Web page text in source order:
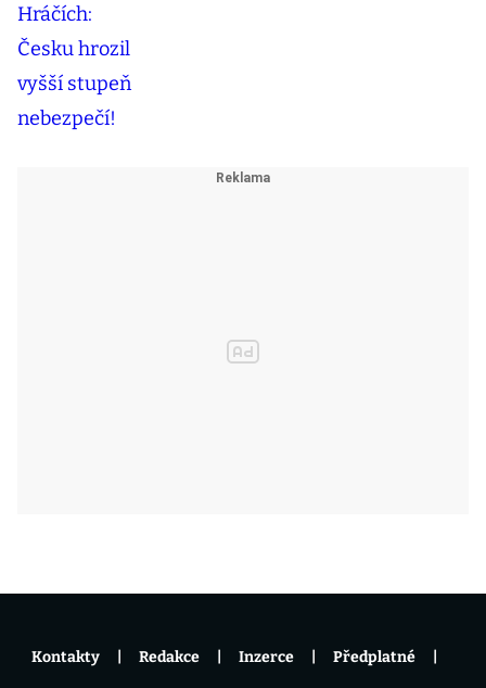
Kontakty Redakce Inzerce Předplatné